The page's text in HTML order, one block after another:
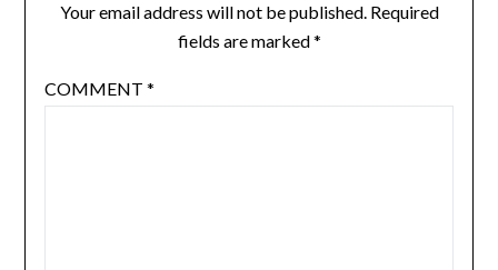
Your email address will not be published. Required
fields are marked*
COMMENT *